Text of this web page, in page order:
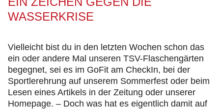
WASSERKRISE
Vielleicht bist du in den letzten Wochen schon das
ein oder andere Mal unseren TSV-Flaschengärten
begegnet, sei es im GoFit am CheckIn, bei der
Sportlerehrung auf unserem Sommerfest oder beim
Lesen eines Artikels in der Zeitung oder unserer
Homepage. – Doch was hat es eigentlich damit auf